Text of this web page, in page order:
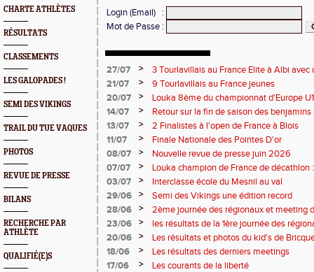
CHARTE ATHLÈTES
RÉSULTATS
CLASSEMENTS
LES GALOPADES !
SEMI DES VIKINGS
TRAIL DU TUE VAQUES
PHOTOS
REVUE DE PRESSE
BILANS
RECHERCHE PAR
ATHLÈTE
QUALIFIÉ(E)S
Login (Email)
:
Mot de Passe :
27/07 >
3 Tourlavillais au France Elite à Albi
Juliette
21/07 >
9 Tourlavillais au France jeunes
20/07
>
Louka 8ème du championnat d'Europe
14/07
>
Retour sur la fin de saison des benjamins
13/07
>
2 Finalistes à l'open de France à Blois
11/07
>
Finale Nationale des Pointes D'or
08/07
>
Nouvelle revue de presse juin 2026
07/07
>
Louka champion de France de décathlon
points !
03/07 >
Interclasse école du Mesnil au val
29/06
>
Semi des Vikings une édition record
28/06
>
2ème journée des régionaux et meeting
23/06
>
les résultats de la 1ère journée des
2 titres
20/06 >
Les résultats et photos du kid's de
18/06
>
Les résultats des derniers meetings
17/06
>
Les courants de la liberté